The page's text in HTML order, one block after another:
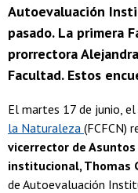
Autoevaluación
pasado. La primera
prorrectora
Facultad. Estos
El martes 17 de junio,
la Naturaleza (FCFCN)
vicerrector de Asuntos
institucional, Thomas
de Autoevaluación